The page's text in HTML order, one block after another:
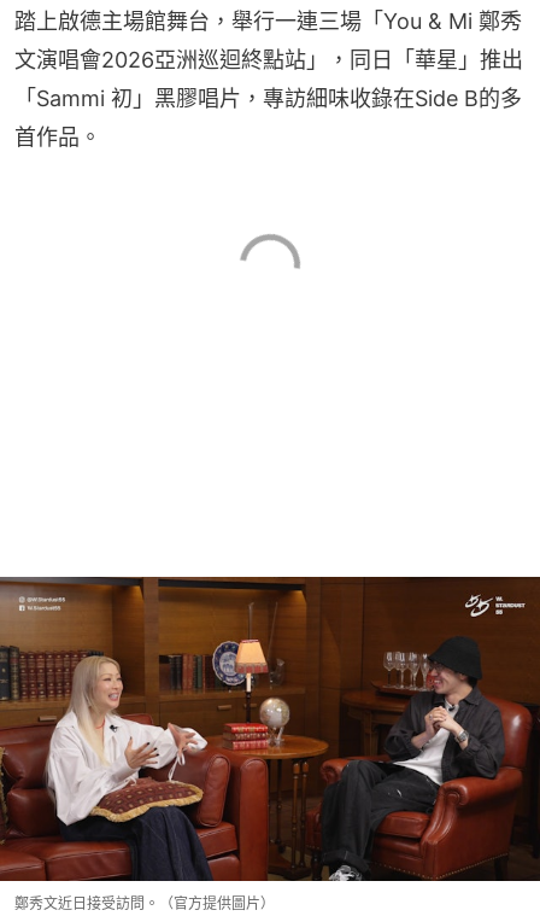
踏上啟德主場館舞台，舉行一連三場「You & Mi 鄭秀
文演唱會2026亞洲巡迴終點站」，同日「華星」推出
「Sammi 初」黑膠唱片，專訪細味收錄在Side B的多
首作品。
鄭秀文近日接受訪問。（官方提供圖片）